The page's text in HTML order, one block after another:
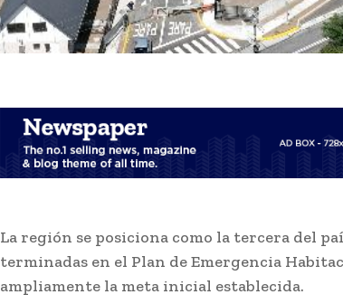
La región se posiciona como la tercera del
terminadas en el Plan de Emergencia
ampliamente la meta inicial establecida.